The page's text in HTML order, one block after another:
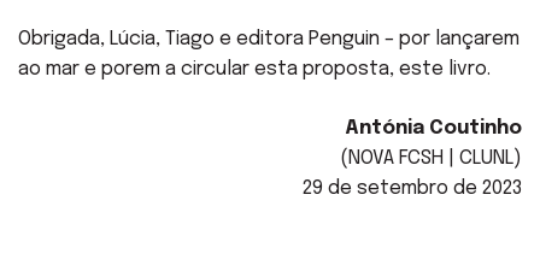
Obrigada, Lúcia, Tiago e editora Penguin – por lançarem
ao mar e porem a circular esta proposta, este livro.
Antónia Coutinho
(NOVA FCSH | CLUNL)
29 de setembro de 2023